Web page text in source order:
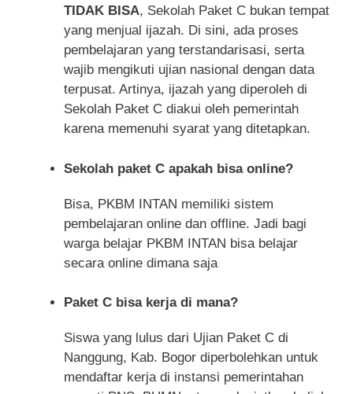
TIDAK BISA, Sekolah Paket C bukan tempat
yang menjual ijazah. Di sini, ada proses
pembelajaran yang terstandarisasi, serta
wajib mengikuti ujian nasional dengan data
terpusat. Artinya, ijazah yang diperoleh di
Sekolah Paket C diakui oleh pemerintah
karena memenuhi syarat yang ditetapkan.
Sekolah paket C apakah bisa online?
Bisa, PKBM INTAN memiliki sistem
pembelajaran online dan offline. Jadi bagi
warga belajar PKBM INTAN bisa belajar
secara online dimana saja
Paket C bisa kerja di mana?
Siswa yang lulus dari Ujian Paket C di
Nanggung, Kab. Bogor diperbolehkan untuk
mendaftar kerja di instansi pemerintahan